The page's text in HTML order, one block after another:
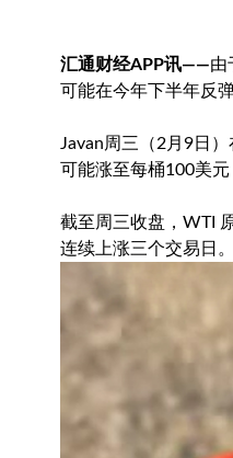
汇通财经APP讯——由
可能在今年下半年反
Javan周三（2月9日
可能涨至每桶100美
截至周三收盘，WTI
连续上涨三个交易日。